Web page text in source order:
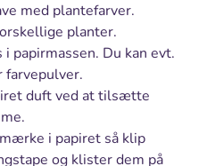
med plantefarver.
planter.
papirmassen. Du kan evt.
farvepulver.
duft ved at tilsætte
i papiret så klip
og klister dem på